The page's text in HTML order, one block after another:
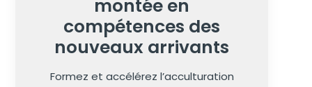
montée en
compétences des
nouveaux arrivants
Formez et accélérez l’acculturation